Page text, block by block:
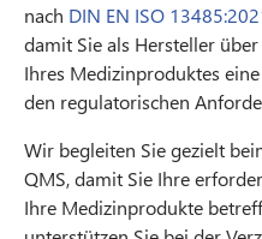
nach DIN EN ISO
damit Sie als Hersteller
Ihres Medizinproduktes
den regulatorischen
Wir begleiten Sie gezielt
QMS, damit Sie Ihre
Ihre Medizinprodukte